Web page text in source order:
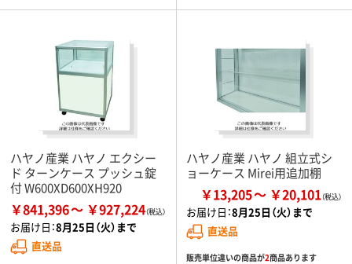
ハヤノ産業 ハヤノ エクシー
ド ターンケース プッシュ錠
付 W600XD600XH920
￥841,396 ￥927,224
お届け日：8月25日（火）まで
直送品
ハヤノ産業 ハヤノ 組立式シ
ョーケース Mirei用追加棚
￥13,205 ￥20,101
お届け日：8月25日（火）まで
直送品
販売単位違いの商品が2商品あります